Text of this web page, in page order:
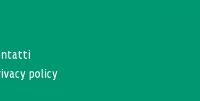
policy